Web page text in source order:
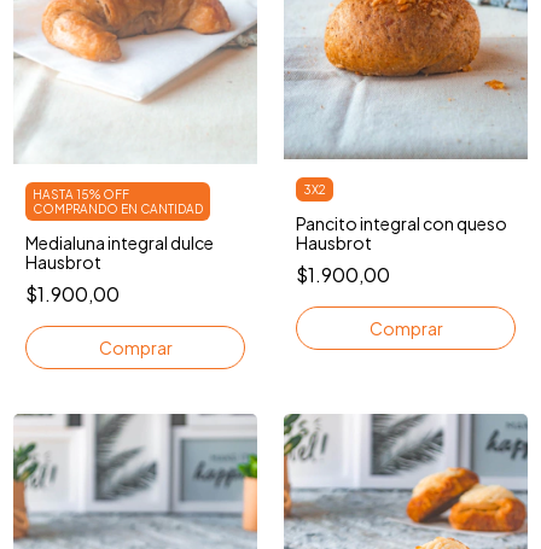
HASTA 15% OFF
COMPRANDO EN CANTIDAD
Medialuna integral dulce
Hausbrot
$1.900,00
3X2
Pancito integral con queso
Hausbrot
$1.900,00